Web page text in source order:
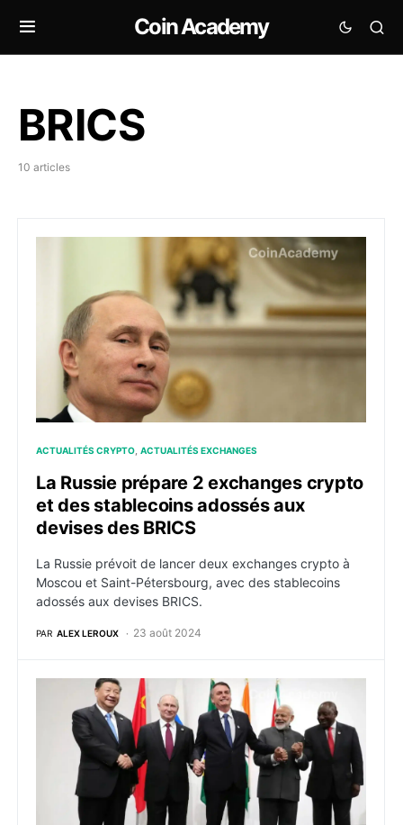
Coin Academy
BRICS
10 articles
La Russie prépare 2 exchanges crypto et des
ACTUALITÉS CRYPTO ACTUALITÉS EXCHANGES
La Russie prépare 2 exchanges crypto
et des stablecoins adossés aux
devises des BRICS
La Russie prévoit de lancer deux exchanges crypto à
Moscou et Saint-Pétersbourg, avec des stablecoins
adossés aux devises BRICS.
PAR ALEX LEROUX 23 août 2024
Dé-dollarisation : Les BRICS développent un